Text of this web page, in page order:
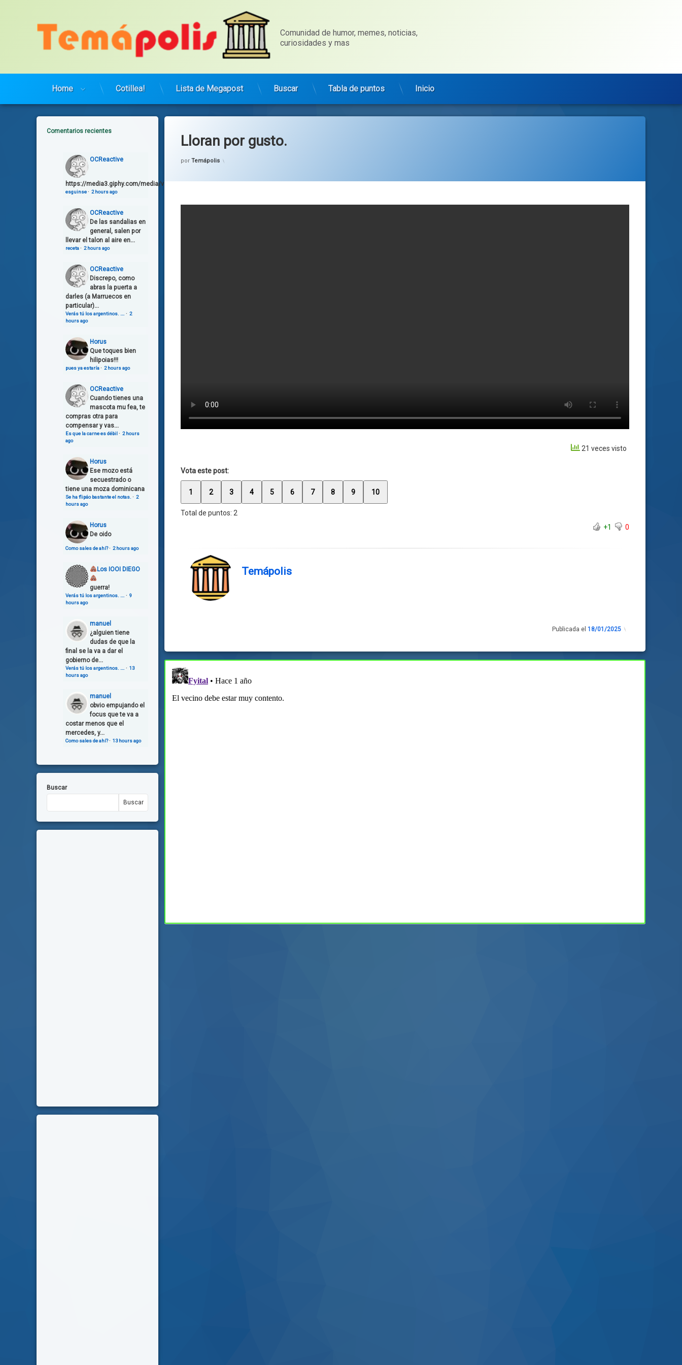
Comunidad de humor, memes, noticias,
curiosidades y mas
Home Cotillea! Lista de Megapost Buscar Tabla de puntos Inicio
Lloran por gusto.
por Temápolis
21 veces visto
Vota este post:
1 2 3 4 5 6 7 8 9 10
Total de puntos: 2
+1
0
Temápolis
Publicada el 18/01/2025
18/01/2025
Comentarios recientes
OCReactive
https://media3.giphy.com/media/v1.Y2lkPTg5OGZmOWM5ZzJyb3p2NmZ6aHdqYWh5O...
esguinse· 2 hours ago
OCReactive
De las sandalias en
general, salen por
llevar el talon al aire en...
receta· 2 hours ago
OCReactive
Discrepo, como
abras la puerta a
darles (a Marruecos en
particular)...
Verás tú los argentinos. …. · 2
hours ago
Horus
Que toques bien
hilipoias!!!
pues ya estaría· 2 hours ago
OCReactive
Cuando tienes una
mascota mu fea, te
compras otra para
compensar y vas...
Es que la carne es débil· 2 hours
ago
Horus
Ese mozo está
secuestrado o
tiene una moza dominicana
Se ha flipáo bastante el notas. · 2
hours ago
Horus
De oido
Como sales de ahí?· 2 hours ago
Los IOOI DIEGO
guerra!
Verás tú los argentinos. …. · 9
hours ago
manuel
¿alguien tiene
dudas de que la
final se la va a dar el
gobierno de...
Verás tú los argentinos. …. · 13
hours ago
manuel
obvio empujando el
focus que te va a
costar menos que el
mercedes, y...
Como sales de ahí?· 13 hours ago
Buscar
Buscar